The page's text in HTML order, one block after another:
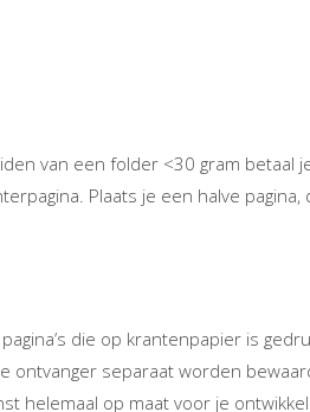
van een folder <30 gram betaal
Plaats je een halve pagina,
die op krantenpapier is
ontvanger separaat worden
helemaal op maat voor je